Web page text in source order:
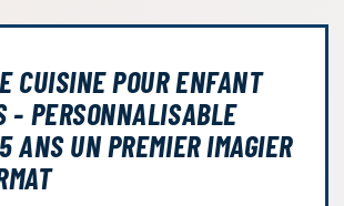
CUISINE POUR ENFANT
- PERSONNALISABLE
UN PREMIER IMAGIER